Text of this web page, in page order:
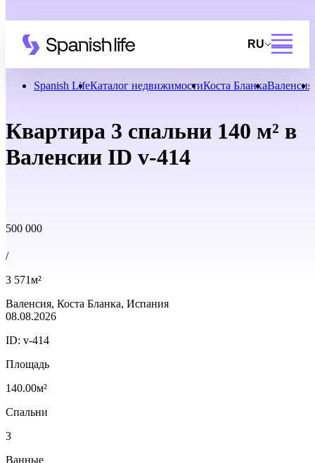
RU
Spanish LifeКаталог недвижимостиКоста БланкаВаленсия
Квартира 3 спальни 140 м² в
Валенсии ID v-414
500 000
/
3 571м²
Валенсия, Коста Бланка, Испания
08.08.2026
ID: v-414
Площадь
140.00м²
Спальни
3
Ванные